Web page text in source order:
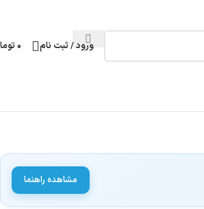
ورود / ثبت نام ۰
مشاهده راهنما